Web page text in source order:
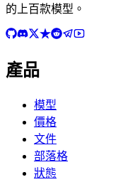
的上百款模型。
產品
模型
價格
文件
部落格
狀態